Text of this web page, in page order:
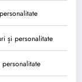
și personalitate